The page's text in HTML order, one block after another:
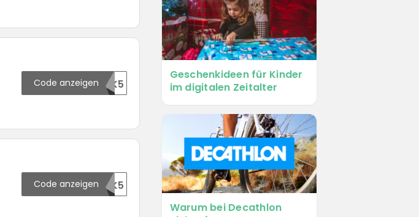
Code anzeigen
132693OTK5
Code anzeigen
132694OTK5
Geschenkideen für Kinder
im digitalen Zeitalter
Warum bei Decathlon